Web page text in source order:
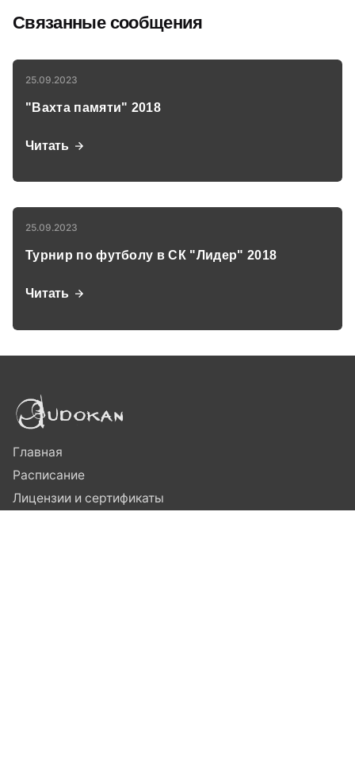
Связанные сообщения
25.09.2023
"Вахта памяти" 2018
Читать
25.09.2023
Турнир по футболу в СК "Лидер" 2018
Читать
Главная
Расписание
Лицензии и сертификаты